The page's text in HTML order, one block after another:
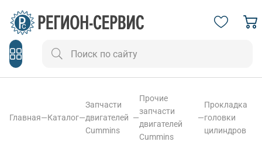
Главная—Каталог—
Запчасти
двигателей
Cummins
—
Прочие
запчасти
двигателей
Cummins
—
Прокладка
головки
цилиндров